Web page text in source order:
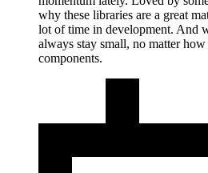
why these libraries are a great
lot of time in development. And
always stay small, no matter
components.